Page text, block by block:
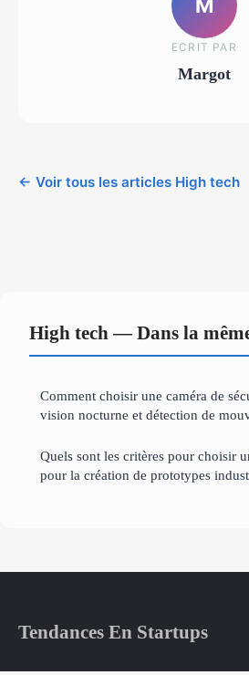
ECRIT PAR
Margot
← Voir tous les articles High tech
High tech — Dans la
Comment choisir une caméra de
vision nocturne et détection de
Quels sont les critères pour choisir
pour la création de prototypes
Tendances En Startups